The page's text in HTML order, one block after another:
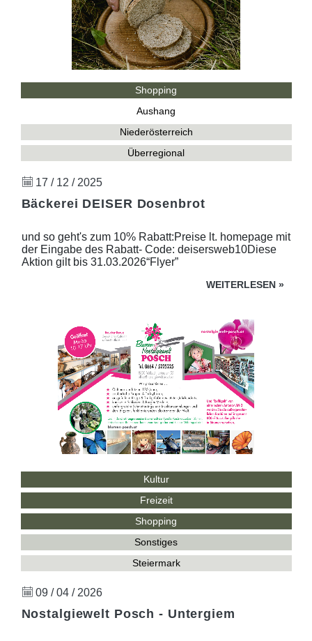
Shopping
Aushang
Niederösterreich
Überregional
17 / 12 / 2025
Bäckerei DEISER Dosenbrot
und so geht's zum 10% Rabatt:Preise lt. homepage mit
der Eingabe des Rabatt- Code: deisersweb10Diese
Aktion gilt bis 31.03.2026“Flyer”
WEITERLESEN »
Kultur
Freizeit
Shopping
Sonstiges
Steiermark
09 / 04 / 2026
Nostalgiewelt Posch - Untergiem